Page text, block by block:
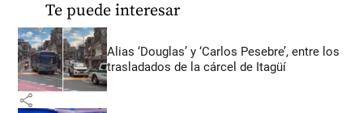
Te puede interesar
Alias ‘Douglas’ y ‘Carlos Pesebre’, entre los
trasladados de la cárcel de Itagüí
share